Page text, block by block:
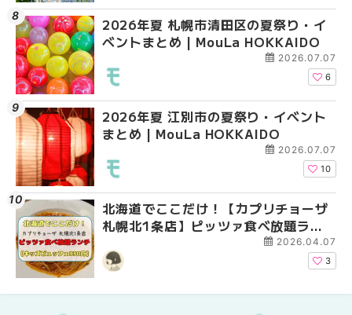
2026年夏 札幌市清田区の夏祭り・イ
ベントまとめ | MouLa HOKKAIDO
2026.07.07
6
2026年夏 江別市の夏祭り・イベント
まとめ | MouLa HOKKAIDO
2026.07.07
10
北海道でここだけ！【カプリチョーザ
札幌北1条店】ピッツァ食べ放題ラン
チがコスパ最強だった！【キッズビュ
ッフェ330円】 | MouLa HOKKAIDO
2026.04.07
3
2026年夏 札幌市手稲
ベントまとめ |
2026年夏 札幌市南区
ントまとめ | MouLa
札幌の麻辣湯（マーラ
め専門店9選！本場の
新店まで徹底比較 |
2026年夏 札幌市東区
ントまとめ | MouLa
2026年夏 札幌市南区
ントまとめ | MouLa
2026年夏 恵庭市・千
イベントまとめ |